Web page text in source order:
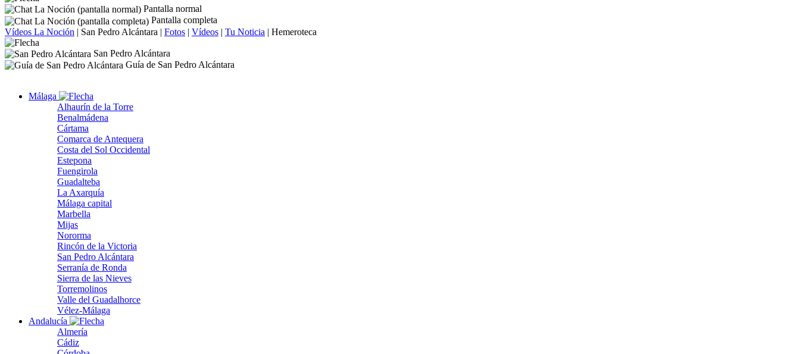
Pantalla normal
Pantalla completa
Vídeos La Noción | San Pedro Alcántara | Fotos | Vídeos | Tu Noticia | Hemeroteca
San Pedro Alcántara
Guía de San Pedro Alcántara
Málaga
Alhaurín de la Torre
Benalmádena
Cártama
Comarca de Antequera
Costa del Sol Occidental
Estepona
Fuengirola
Guadalteba
La Axarquía
Málaga capital
Marbella
Mijas
Nororma
Rincón de la Victoria
San Pedro Alcántara
Serranía de Ronda
Sierra de las Nieves
Torremolinos
Valle del Guadalhorce
Vélez-Málaga
Andalucía
Almería
Cádiz